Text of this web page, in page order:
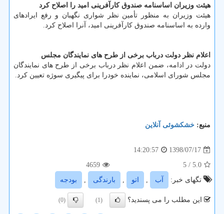
هیئت وزیران اساسنامه صندوق كارآفرینی امید را اصلاح كرد
هیئت وزیران به منظور تأمین نظر شواری نگهبان و رفع ایرادهای
وارده به اساسنامه صندوق كارآفرینی امید، آنرا اصلاح كرد.
اعلام نظر دولت درباب برخی از طرح های نمایندگان مجلس
دولت در ادامه، ضمن اعلام نظر درباب برخی از طرح های نمایندگان
مجلس شورای اسلامی، نماینده خودرا برای پیگیری سوژه تعیین كرد.
منبع: خشكشوئی آنلاین
1398/07/17
14:20:57
5.0
/ 5
4659
تگهای خبر:
آب , اتو , بارندگی , بودجه
این مطلب را می پسندید؟ (1)
(0)